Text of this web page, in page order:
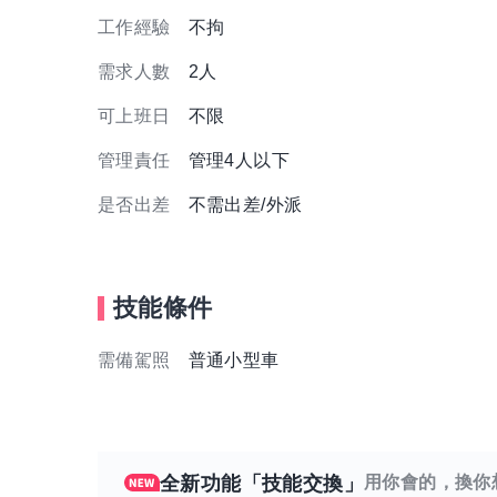
工作經驗 不拘
需求人數 2人
可上班日 不限
管理責任 管理4人以下
是否出差 不需出差/外派
技能條件
需備駕照 普通小型車
全新功能「技能交換」 用你會的，換